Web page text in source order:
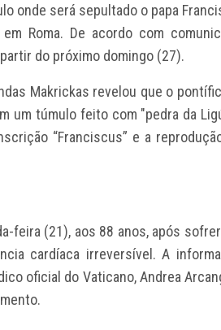
onde será sepultado o papa
Roma. De acordo com
do próximo domingo (27).
Makrickas revelou que o
um túmulo feito com "pedra da
“Franciscus” e a
feira (21), aos 88 anos, após
cardíaca irreversível. A
oficial do Vaticano, Andrea